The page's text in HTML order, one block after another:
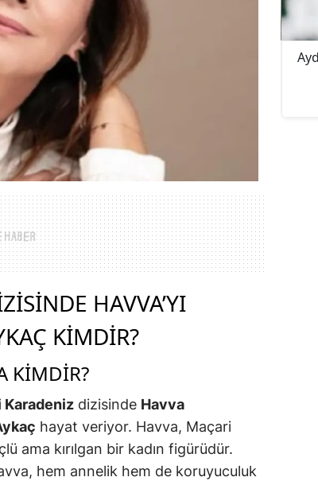
HAVVA’YI
KIMDIR?
KIMDIR?
Karadeniz dizisinde Havva
hayat veriyor. Havva, Maçari
ama kırılgan bir kadın figürüdür.
hem annelik hem de koruyuculuk
Buldan Karayolunda Korkutan Kaza!
Yağış Yolu Kayganlaştırdı